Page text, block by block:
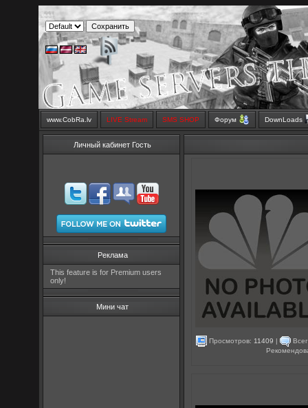
www.CobRa.lv LIVE Stream SMS SHOP Форум DownLoads
Личный кабинет Гость
Реклама
This feature is for Premium users
only!
Мини чат
Просмотров: 11409 |